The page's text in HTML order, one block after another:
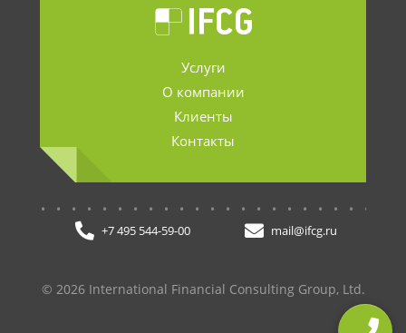
Услуги
О компании
Клиенты
Контакты
+7 495 544-59-00 mail@ifcg.ru
© 2026 International Financial Consulting Group, Ltd.